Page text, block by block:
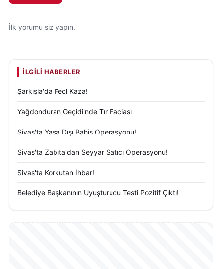
İlk yorumu siz yapın.
İLGILI HABERLER
Şarkışla'da Feci Kaza!
Yağdonduran Geçidi'nde Tır Faciası
Sivas'ta Yasa Dışı Bahis Operasyonu!
Sivas'ta Zabıta'dan Seyyar Satıcı Operasyonu!
Sivas'ta Korkutan İhbar!
Belediye Başkanının Uyuşturucu Testi Pozitif Çıktı!